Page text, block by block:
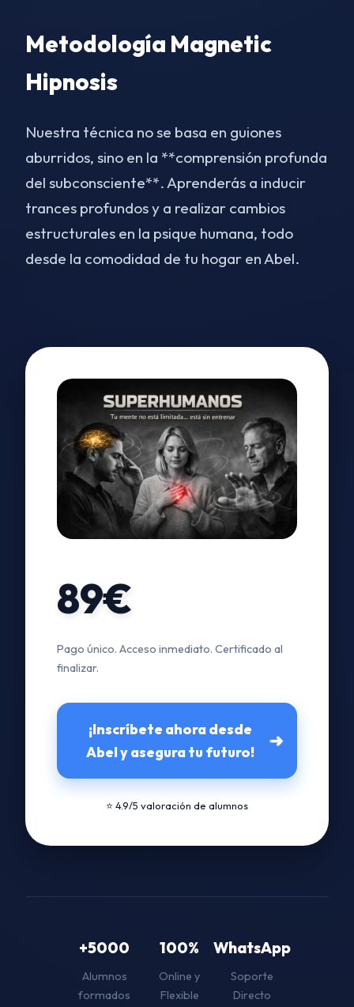
Metodología Magnetic
Hipnosis
Nuestra técnica no se basa en guiones
aburridos, sino en la **comprensión profunda
del subconsciente**. Aprenderás a inducir
trances profundos y a realizar cambios
estructurales en la psique humana, todo
desde la comodidad de tu hogar en Abel.
89€
Pago único. Acceso inmediato. Certificado al
finalizar.
¡Inscríbete ahora desde
Abel y asegura tu futuro!
➜
⭐ 4.9/5 valoración de alumnos
+5000
Alumnos
formados
100%
Online y
Flexible
WhatsApp
Soporte
Directo